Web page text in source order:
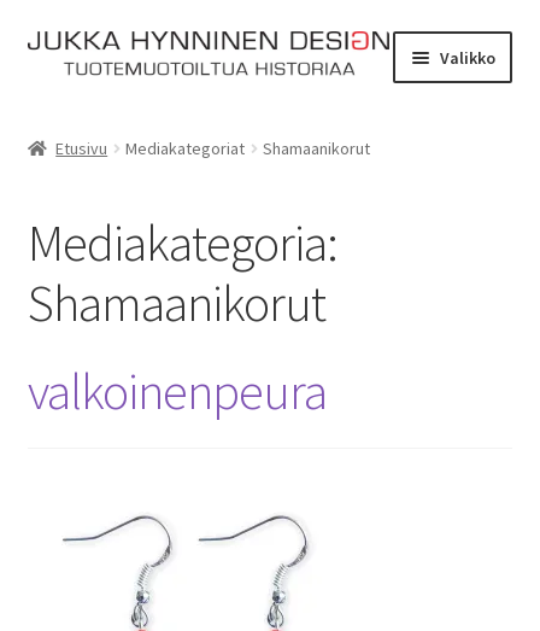
Siirry
navigointiin
Siirry
sisältöön
Valikko
Yhteydenotto
Myymälä
Verkkokauppa
Etusivu Mediakategoriat Shamaanikorut
Mediakategoria:
Shamaanikorut
valkoinenpeura